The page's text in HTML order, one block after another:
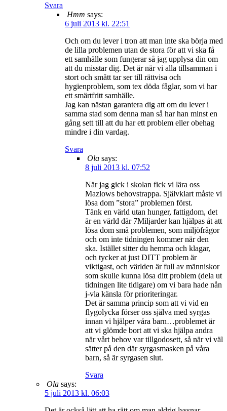
Svara
Hmm says:
6 juli 2013 kl. 22:51
Och om du lever i tron att man inte ska börja med
de lilla problemen utan de stora för att vi ska få
ett samhälle som fungerar så jag upplysa din om
att du misstar dig. Det är när vi alla tillsamman i
stort och smått tar ser till rättvisa och
hygienproblem, som tex döda fåglar, som vi har
ett smärtfritt samhälle.
Jag kan nästan garantera dig att om du lever i
samma stad som denna man så har han minst en
gång sett till att du har ett problem eller obehag
mindre i din vardag.
Svara
Ola says:
8 juli 2013 kl. 07:52
När jag gick i skolan fick vi lära oss
Mazlows behovstrappa. Självklart måste vi
lösa dom ”stora” problemen först.
Tänk en värld utan hunger, fattigdom, det
är en värld där 7Miljarder kan hjälpas åt att
lösa dom små problemen, som miljöfrågor
och om inte tidningen kommer när den
ska. Istället sitter du hemma och klagar,
och tycker at just DITT problem är
viktigast, och världen är full av människor
som skulle kunna lösa ditt problem (dela ut
tidningen lite tidigare) om vi bara hade nån
j-vla känsla för prioriteringar.
Det är samma princip som att vi vid en
flygolycka förser oss själva med syrgas
innan vi hjälper våra barn…problemet är
att vi glömde bort att vi ska hjälpa andra
när vårt behov var tillgodosett, så när vi väl
sätter på den där syrgasmasken på våra
barn, så är syrgasen slut.
Svara
Ola says:
5 juli 2013 kl. 06:03